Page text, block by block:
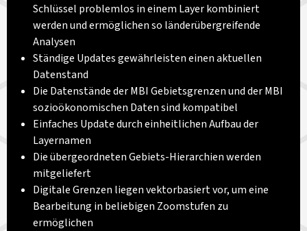
Schlüssel problemlos in einem Layer kombiniert
werden und ermöglichen so länderübergreifende
Analysen
Ständige Updates gewährleisten einen aktuellen
Datenstand
Die Datenstände der MBI Gebietsgrenzen und der MBI
sozioökonomischen Daten sind kompatibel
Einfaches Update durch einheitlichen Aufbau der
Layernamen
Die übergeordneten Gebiets-Hierarchien werden
mitgeliefert
Digitale Grenzen liegen vektorbasiert vor, um eine
Bearbeitung in beliebigen Zoomstufen zu
ermöglichen